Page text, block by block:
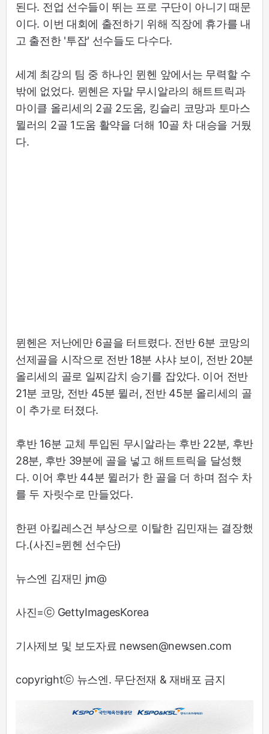
된다. 전업 선수들이 뛰는 프로 구단이 아니기 때문
이다. 이번 대회에 출전하기 위해 직장에 휴가를 내
고 출전한 '투잡' 선수들도 다수다.
세계 최강의 팀 중 하나인 뮌헨 앞에서는 무력할 수
밖에 없었다. 뮌헨은 자말 무시알라의 해트트릭과
마이클 올리세의 2골 2도움, 킹슬리 코망과 토마스
뮐러의 2골 1도움 활약을 더해 10골 차 대승을 거뒀
다.
뮌헨은 저난에만 6골을 터트렸다. 전반 6분 코망의
선제골을 시작으로 전반 18분 샤샤 보이, 전반 20분
올리세의 골로 일찌감치 승기를 잡았다. 이어 전반
21분 코망, 전반 45분 뮐러, 전반 45분 올리세의 골
이 추가로 터졌다.
후반 16분 교체 투입된 무시알라는 후반 22분, 후반
28분, 후반 39분에 골을 넣고 해트트릭을 달성했
다. 이어 후반 44분 뮐러가 한 골을 더 하며 점수 차
를 두 자릿수로 만들었다.
한편 아킬레스건 부상으로 이탈한 김민재는 결장했
다.(사진=뮌헨 선수단)
뉴스엔 김재민 jm@
사진=ⓒ GettyImagesKorea
기사제보 및 보도자료 newsen@newsen.com
copyrightⓒ 뉴스엔. 무단전재 & 재배포 금지